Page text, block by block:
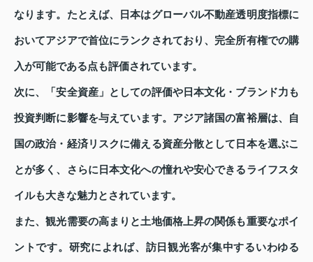
なります。たとえば、日本はグローバル不動産透明度指標に
おいてアジアで首位にランクされており、完全所有権での購
入が可能である点も評価されています。
次に、「安全資産」としての評価や日本文化・ブランド力も
投資判断に影響を与えています。アジア諸国の富裕層は、自
国の政治・経済リスクに備える資産分散として日本を選ぶこ
とが多く、さらに日本文化への憧れや安心できるライフスタ
イルも大きな魅力とされています。
また、観光需要の高まりと土地価格上昇の関係も重要なポイ
ントです。研究によれば、訪日観光客が集中するいわゆる